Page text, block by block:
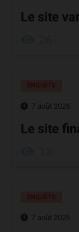
Le site
7 août 2026
Le site
7 août 2026